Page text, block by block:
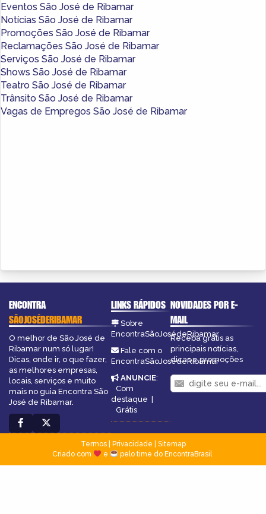
Eventos São José de Ribamar
Notícias São José de Ribamar
Promoções São José de Ribamar
Reclamações São José de Ribamar
Serviços São José de Ribamar
Shows São José de Ribamar
Teatro São José de Ribamar
Trânsito São José de Ribamar
Vagas de Empregos São José de Ribamar
ENCONTRA
SÃOJOSÉDERIBAMAR
O melhor de São José de
Ribamar num só lugar!
Dicas, onde ir, o que fazer,
as melhores empresas,
locais, serviços e muito
mais no guia Encontra São
José de Ribamar.
LINKS RÁPIDOS
Sobre
EncontraSãoJosédeRibamar
Fale com o
EncontraSãoJosédeRibamar
ANUNCIE:
Com
destaque
Grátis
NOVIDADES POR E-
MAIL
Receba grátis as
principais notícias,
dicas e promoções
Termos| Privacidade
Sitemap
Criado com
e pelo time do EncontraBrasil